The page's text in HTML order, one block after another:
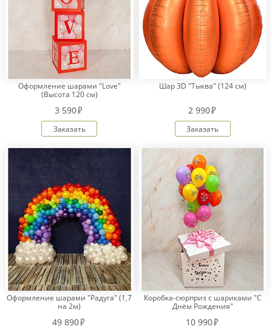
Оформление шарами "Love"
(Высота 120 см)
3 590
Заказать
Шар 3D "Тыква" (124 см)
2 990
Заказать
Оформление шарами "Радуга" (1,7
на 2м)
49 890
Коробка-сюрприз с шариками "С
Днём Рождения"
10 990